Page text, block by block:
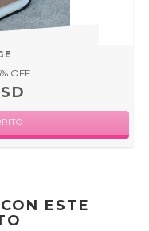
% OFF
ESTE